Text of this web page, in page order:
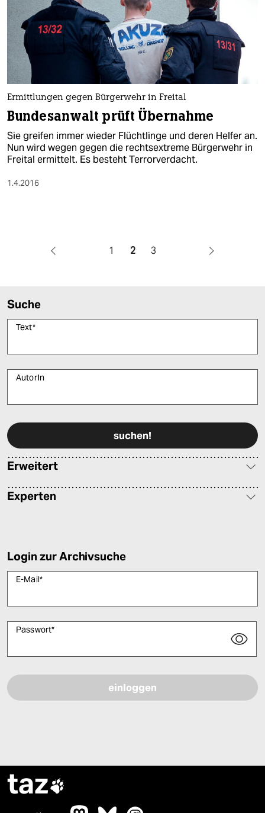
Ermittlungen gegen Bürgerwehr in Freital
Bundesanwalt prüft Übernahme
Sie greifen immer wieder Flüchtlinge und deren Helfer an.
Nun wird wegen gegen die rechtsextreme Bürgerwehr in
Freital ermittelt. Es besteht Terrorverdacht.
1.4.2016
1 2 3
Suche
Text*
AutorIn
Erweitert
Experten
Login zur Archivsuche
E-Mail*
Passwort*
taz